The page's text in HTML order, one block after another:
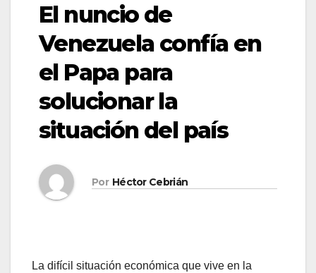
El nuncio de
Venezuela confía en
el Papa para
solucionar la
situación del país
Por Héctor Cebrián
La difícil situación económica que vive en la